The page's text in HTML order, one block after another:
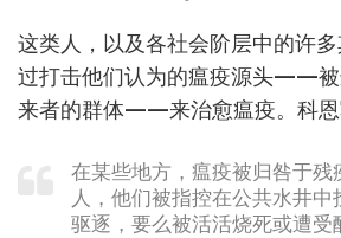
这类人，以及各社会阶层中的许
过打击他们认为的瘟疫源头——被
来者的群体——来治愈瘟疫。科恩
在某些地方，瘟疫被归咎于残
人，他们被指控在公共水井中
驱逐，要么被活活烧死或遭受